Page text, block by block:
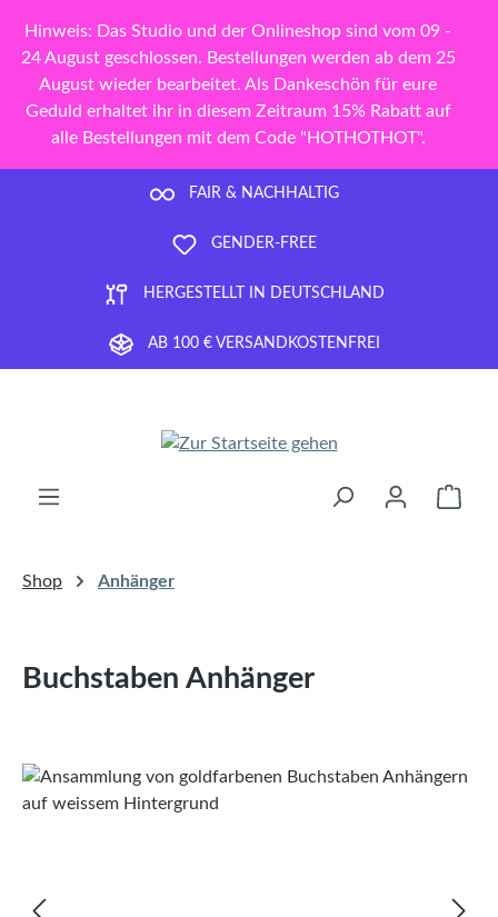
Zum Hauptinhalt springen
Hinweis: Das Studio und der Onlineshop sind vom 09 -
24 August geschlossen. Bestellungen werden ab dem 25
August wieder bearbeitet. Als Dankeschön für eure
Geduld erhaltet ihr in diesem Zeitraum 15% Rabatt auf
alle Bestellungen mit dem Code "HOTHOTHOT".
FAIR & NACHHALTIG
GENDER-FREE
HERGESTELLT IN DEUTSCHLAND
AB 100 € VERSANDKOSTENFREI
Shop Anhänger
Buchstaben Anhänger
Bildergalerie überspringen